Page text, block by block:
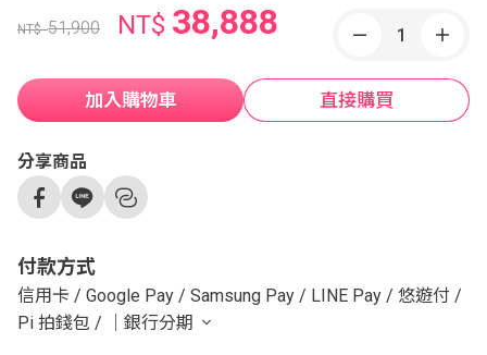
NT$51,900 NT$ 38,888
加入購物車 直接購買
分享商品
付款方式
信用卡 / Google Pay / Samsung Pay / LINE Pay / 悠遊付 /
Pi 拍錢包 / ｜銀行分期